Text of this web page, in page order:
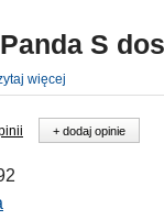
S
więcej
+ dodaj opinie